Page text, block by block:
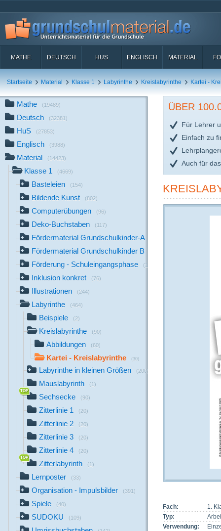
MATHE DEUTSCH HUS ENGLISCH MATERIAL
Startseite Material Klasse 1 Labyrinthe Kreislabyrinthe Kartei -
Mathe (19489)
Deutsch (32381)
HuS (27853)
Englisch (3988)
Material (14423)
Klasse 1 (4669)
Basteleien (154)
Bildende Kunst (802)
Computerübungen (96)
Deko-Buchstaben (117)
Fördermaterial Grundschulkinder-A
Fördermaterial Grundschulkinder B
Förderung - Schuleingangsphase (1142)
Inklusion konkret (76)
Illustrationen (244)
Labyrinthe (464)
Beispiele (2)
Kreislabyrinthe (90)
Abbildungen (60)
Kartei - Kreislabyrinthe (30)
Labyrinthe in kleinen Größen (200)
Mauslabyrinth (1)
Sechsecke (90)
Zitterlinie 1 (20)
Zitterlinie 2 (20)
Zitterlinie 3 (20)
Zitterlinie 4 (20)
Zitterlabyrinth (1)
Lernposter (33)
Organisation - Impulsbilder (391)
Spiele (40)
SUDOKU (109)
ÜBER
Für Lehrer
Einfach zu
Auch für
Fach:
1.
Typ:
Verwendung: